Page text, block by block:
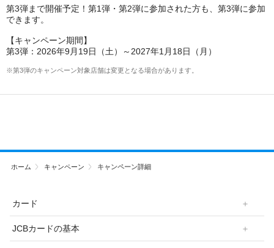
第3弾まで開催予定！第1弾・第2弾に参加された方も、第3弾に参加
できます。
【キャンペーン期間】
第3弾：2026年9月19日（土）～2027年1月18日（月）
※第3弾のキャンペーン対象店舗は変更となる場合があります。
ホーム キャンペーン キャンペーン詳細
カード
JCBカードの基本